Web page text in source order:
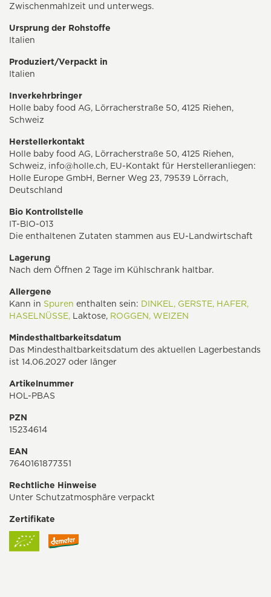
Zwischenmahlzeit und unterwegs.
Ursprung der Rohstoffe
Italien
Produziert/Verpackt in
Italien
Inverkehrbringer
Holle baby food AG, Lörracherstraße 50, 4125 Riehen,
Schweiz
Herstellerkontakt
Holle baby food AG, Lörracherstraße 50, 4125 Riehen,
Schweiz, info@holle.ch, EU-Kontakt für Herstelleranliegen:
Holle Europe GmbH, Berner Weg 23, 79539 Lörrach,
Deutschland
Bio Kontrollstelle
IT-BIO-013
Die enthaltenen Zutaten stammen aus EU-Landwirtschaft
Lagerung
Nach dem Öffnen 2 Tage im Kühlschrank haltbar.
Allergene
Kann in Spuren enthalten sein: DINKEL, GERSTE, HAFER,
HASELNÜSSE, Laktose, ROGGEN, WEIZEN
Mindesthaltbarkeitsdatum
Das Mindesthaltbarkeitsdatum des aktuellen Lagerbestands
ist 14.06.2027 oder länger
Artikelnummer
HOL-PBAS
PZN
15234614
EAN
7640161877351
Rechtliche Hinweise
Unter Schutzatmosphäre verpackt
Zertifikate